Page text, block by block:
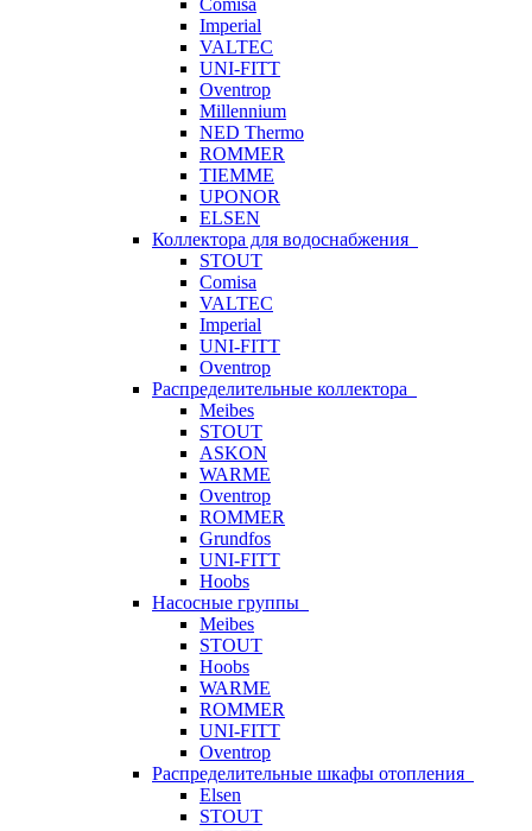
Comisa
Imperial
VALTEC
UNI-FITT
Oventrop
Millennium
NED Thermo
ROMMER
TIEMME
UPONOR
ELSEN
Коллектора для водоснабжения
STOUT
Comisa
VALTEC
Imperial
UNI-FITT
Oventrop
Распределительные коллектора
Meibes
STOUT
ASKON
WARME
Oventrop
ROMMER
Grundfos
UNI-FITT
Hoobs
Насосные группы
Meibes
STOUT
Hoobs
WARME
ROMMER
UNI-FITT
Oventrop
Распределительные шкафы отопления
Elsen
STOUT